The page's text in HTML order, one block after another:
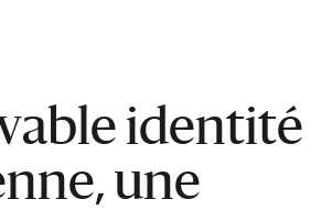
identité
une